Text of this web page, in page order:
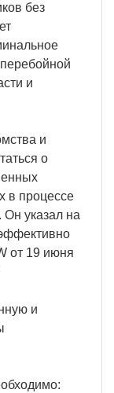
без
и
и
о
в процессе
Он указал на
от 19 июня
и